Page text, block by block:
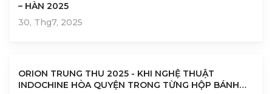
– HÀN 2025
30, Thg7, 2025
ORION TRUNG THU 2025 - KHI NGHỆ THUẬT
INDOCHINE HÒA QUYỆN TRONG TỪNG HỘP BÁNH